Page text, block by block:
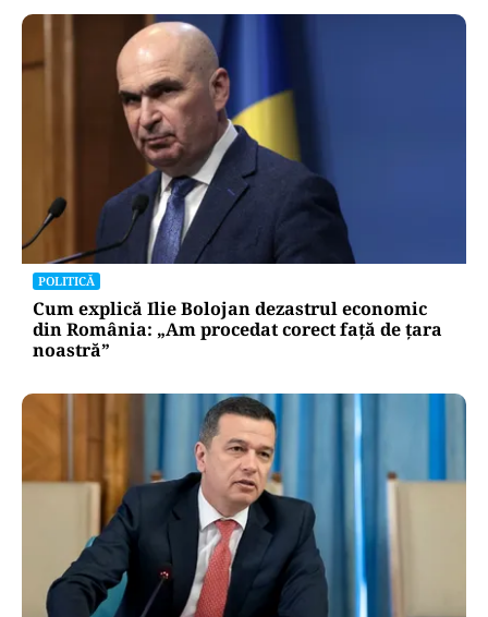
POLITICĂ
Lovitură pentru legea ANI: USR și PNL au
sesizat CCR. Decizia poate influența banii din
PNRR
POLITICĂ